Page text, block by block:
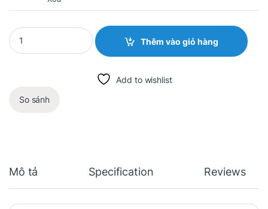
Quantity
Thêm vào giỏ hàng
Add to wishlist
So sánh
Mô tả Specification Reviews